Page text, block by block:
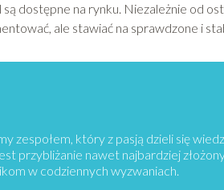
są dostępne na rynku. Niezależnie od
ale stawiać na sprawdzone i
zespołem, który z pasją dzieli się
przybliżanie nawet najbardziej
w codziennych wyzwaniach.